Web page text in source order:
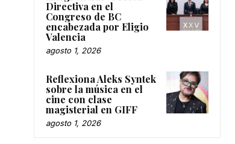
Directiva en el
Congreso de BC
encabezada por Eligio
Valencia
agosto 1, 2026
Reflexiona Aleks Syntek
sobre la música en el
cine con clase
magisterial en GIFF
agosto 1, 2026